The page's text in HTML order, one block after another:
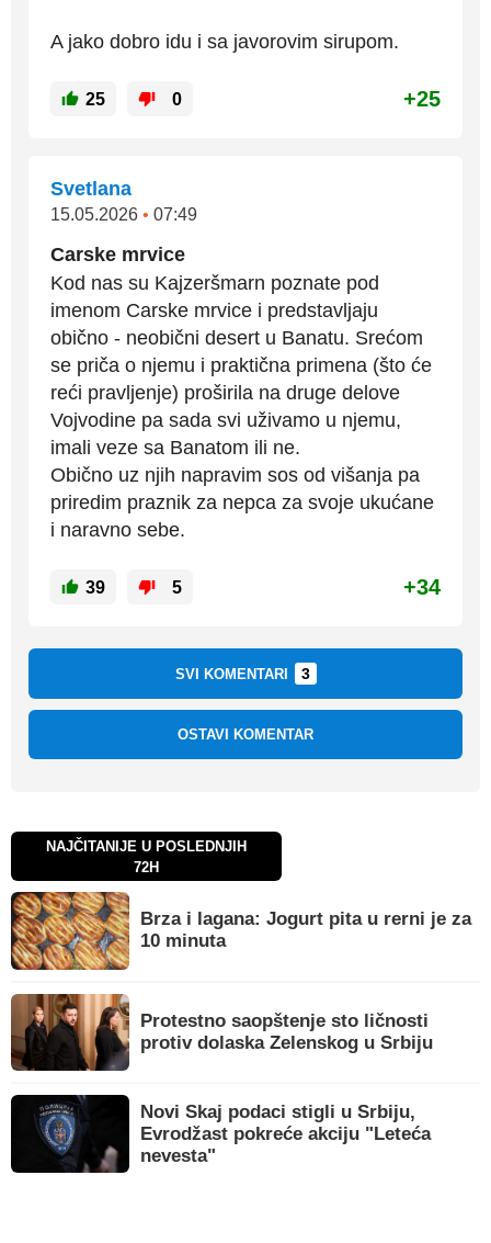
A jako dobro idu i sa javorovim sirupom.
25 0 +25
Svetlana
15.05.2026 • 07:49
Carske mrvice
Kod nas su Kajzeršmarn poznate pod
imenom Carske mrvice i predstavljaju
obično - neobični desert u Banatu. Srećom
se priča o njemu i praktična primena (što će
reći pravljenje) proširila na druge delove
Vojvodine pa sada svi uživamo u njemu,
imali veze sa Banatom ili ne.
Obično uz njih napravim sos od višanja pa
priredim praznik za nepca za svoje ukućane
i naravno sebe.
39 5 +34
SVI KOMENTARI 3
OSTAVI KOMENTAR
NAJČITANIJE U POSLEDNJIH
72H
Brza i lagana: Jogurt pita u rerni je za
10 minuta
Protestno saopštenje sto ličnosti
protiv dolaska Zelenskog u Srbiju
Novi Skaj podaci stigli u Srbiju,
Evrodžast pokreće akciju "Leteća
nevesta"